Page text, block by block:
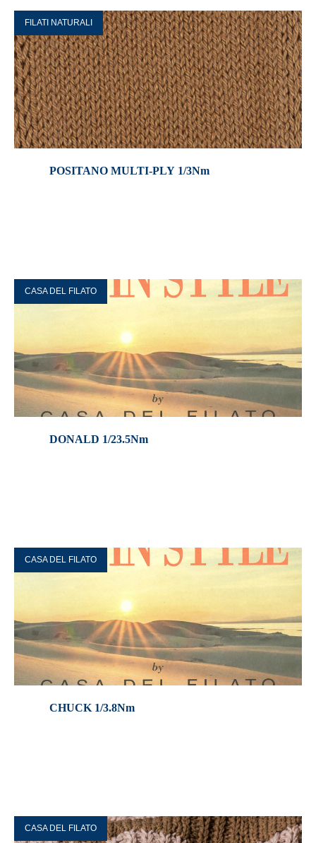
FILATI NATURALI
POSITANO MULTI-PLY 1/3Nm
CASA DEL FILATO
DONALD 1/23.5Nm
CASA DEL FILATO
CHUCK 1/3.8Nm
CASA DEL FILATO